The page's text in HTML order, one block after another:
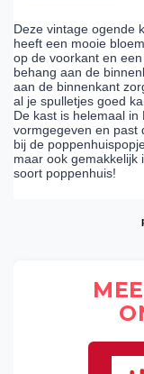
Deze vintage ogende
heeft een mooie
op de voorkant en
behang aan de
aan de binnenkant
al je spulletjes goed
De kast is helemaal in
vormgegeven en past
bij de
maar ook gemakkelijk
soort poppenhuis!